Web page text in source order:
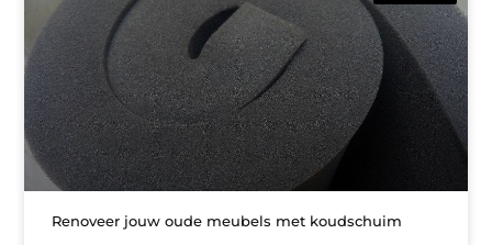
Renoveer jouw oude meubels met koudschuim